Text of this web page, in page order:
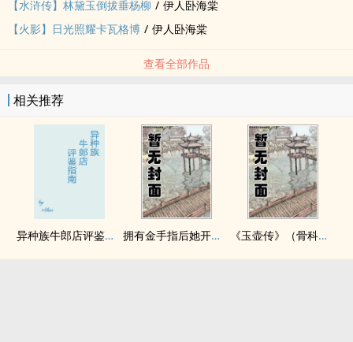
【水浒传】林黛玉倒拔垂杨柳 / 伊人卧海棠
【火影】日光照耀卡瓦格博 / 伊人卧海棠
查看全部作品
相关推荐
异种族牛郎店评鉴指南 拥有金手指后她开始为所欲为（nph） 《玉壶传》（骨科）（兄妹）（np）